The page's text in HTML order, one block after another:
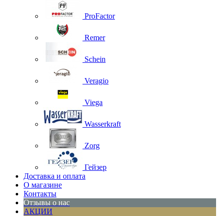
ProFactor
Remer
Schein
Veragio
Viega
Wasserkraft
Zorg
Гейзер
Доставка и оплата
О магазине
Контакты
Отзывы о нас
АКЦИИ